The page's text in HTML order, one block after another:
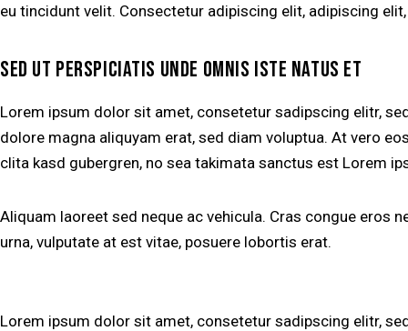
eu tincidunt velit. Consectetur adipiscing elit, adipiscing
SED UT PERSPICIATIS UNDE OMNIS ISTE NATUS ET
Lorem ipsum dolor sit amet, consetetur sadipscing elitr,
dolore magna aliquyam erat, sed diam voluptua. At vero
clita kasd gubergren, no sea takimata sanctus est Lorem
Aliquam laoreet sed neque ac vehicula. Cras congue eros
urna, vulputate at est vitae, posuere lobortis erat.
Lorem ipsum dolor sit amet, consetetur sadipscing elitr,